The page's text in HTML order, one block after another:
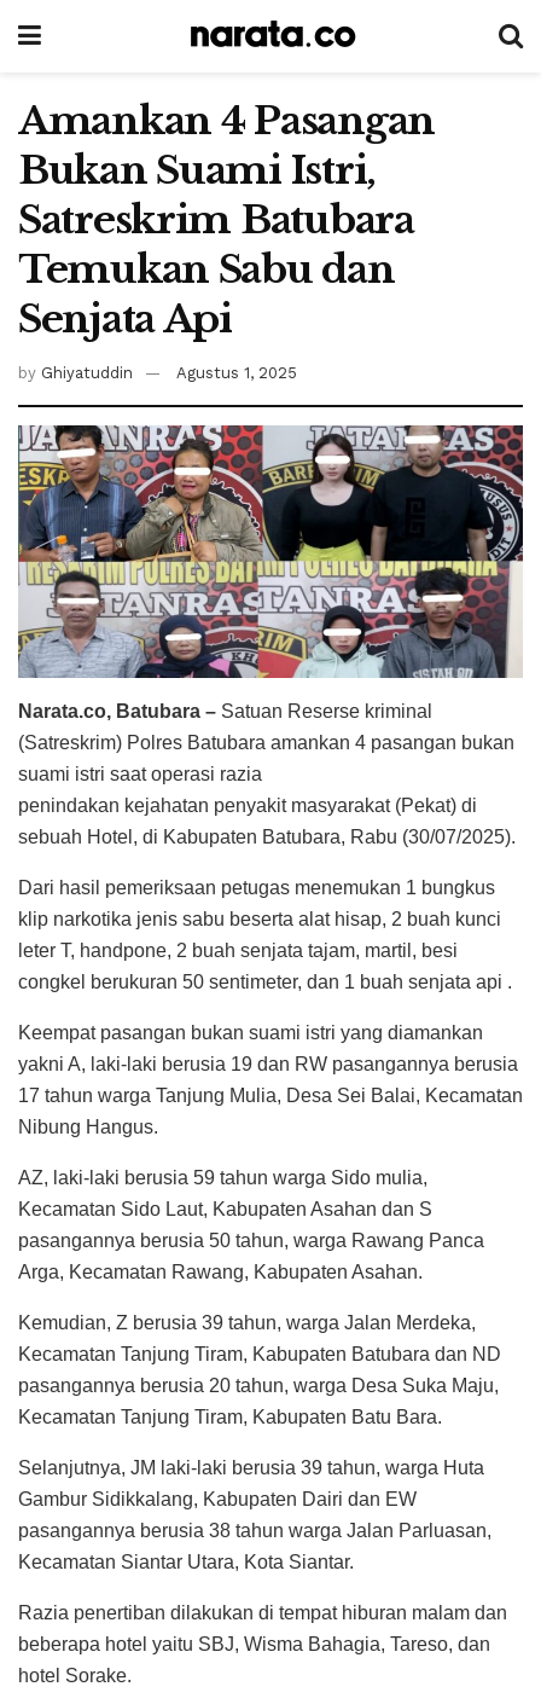
Amankan 4 Pasangan
Bukan Suami Istri,
Satreskrim Batubara
Temukan Sabu dan
Senjata Api
by Ghiyatuddin Agustus 1, 2025
Narata.co, Batubara – Satuan Reserse kriminal
(Satreskrim) Polres Batubara amankan 4 pasangan bukan
suami istri saat operasi razia
penindakan kejahatan penyakit masyarakat (Pekat) di
sebuah Hotel, di Kabupaten Batubara, Rabu (30/07/2025).
Dari hasil pemeriksaan petugas menemukan 1 bungkus
klip narkotika jenis sabu beserta alat hisap, 2 buah kunci
leter T, handpone, 2 buah senjata tajam, martil, besi
congkel berukuran 50 sentimeter, dan 1 buah senjata api .
Keempat pasangan bukan suami istri yang diamankan
yakni A, laki-laki berusia 19 dan RW pasangannya berusia
17 tahun warga Tanjung Mulia, Desa Sei Balai, Kecamatan
Nibung Hangus.
AZ, laki-laki berusia 59 tahun warga Sido mulia,
Kecamatan Sido Laut, Kabupaten Asahan dan S
pasangannya berusia 50 tahun, warga Rawang Panca
Arga, Kecamatan Rawang, Kabupaten Asahan.
Kemudian, Z berusia 39 tahun, warga Jalan Merdeka,
Kecamatan Tanjung Tiram, Kabupaten Batubara dan ND
pasangannya berusia 20 tahun, warga Desa Suka Maju,
Kecamatan Tanjung Tiram, Kabupaten Batu Bara.
Selanjutnya, JM laki-laki berusia 39 tahun, warga Huta
Gambur Sidikkalang, Kabupaten Dairi dan EW
pasangannya berusia 38 tahun warga Jalan Parluasan,
Kecamatan Siantar Utara, Kota Siantar.
Razia penertiban dilakukan di tempat hiburan malam dan
beberapa hotel yaitu SBJ, Wisma Bahagia, Tareso, dan
hotel Sorake.